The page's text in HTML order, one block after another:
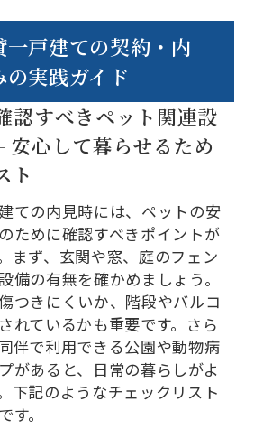
一戸建ての契約・内
の実践ガイド
認すべきペット関連設
安心して暮らせるため
ト
ての内見時には、ペットの安
ために確認すべきポイントが
まず、玄関や窓、庭のフェン
備の有無を確かめましょう。
つきにくいか、階段やバルコ
れているかも重要です。さら
伴で利用できる公園や動物病
があると、日常の暮らしがよ
下記のようなチェックリスト
。